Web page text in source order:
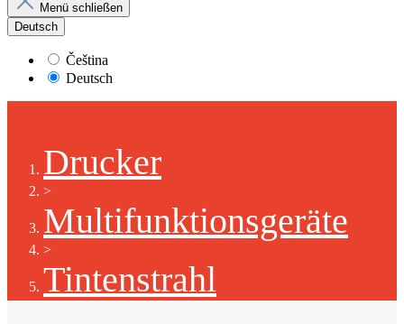
Menü schließen
Deutsch
Čeština
Deutsch
Drucker
>
Multifunktionsgeräte
>
Tintenstrahl